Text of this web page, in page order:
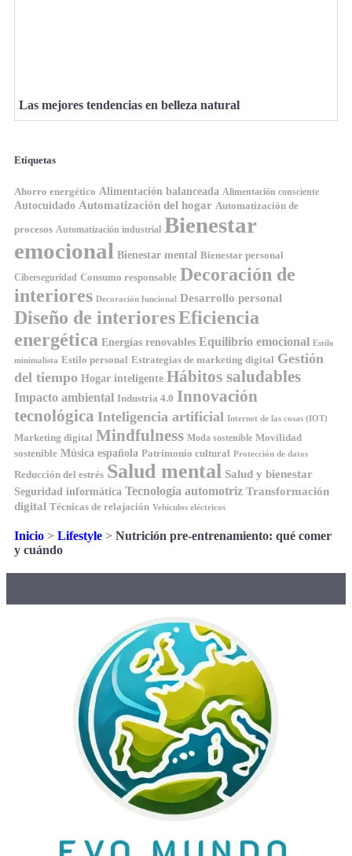
Las mejores tendencias en belleza natural
Etiquetas
Ahorro energético Alimentación balanceada Alimentación consciente
Autocuidado Automatización del hogar Automatización de
procesos Automatización industrial Bienestar
emocional Bienestar mental Bienestar personal
Ciberseguridad Consumo responsable Decoración de
interiores Decoración funcional Desarrollo personal
Diseño de interioresEficiencia
energética Energías renovables Equilibrio emocional Estilo
minimalista Estilo personal Estrategias de marketing digital Gestión
del tiempo Hogar inteligente Hábitos saludables
Impacto ambiental Industria 4.0 Innovación
tecnológica Inteligencia artificial Internet de las cosas (IOT)
Marketing digital Mindfulness Moda sostenible Movilidad
sostenible Música española Patrimonio cultural Protección de datos
Reducción del estrés Salud mental Salud y bienestar
Seguridad informática Tecnología automotriz Transformación
digital Técnicas de relajación Vehículos eléctricos
Inicio > Lifestyle > Nutrición pre-entrenamiento: qué comer
y cuándo